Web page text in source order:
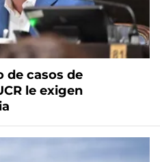
de casos de
le exigen